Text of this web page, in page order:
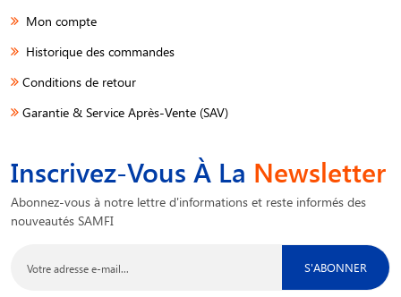
Mon compte
Historique des commandes
Conditions de retour
Garantie & Service Après-Vente (SAV)
Inscrivez-Vous À La Newsletter
Abonnez-vous à notre lettre d'informations et reste informés des
nouveautés SAMFI
S'ABONNER